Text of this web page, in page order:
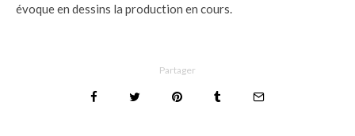
évoque en dessins la production en cours.
Partager